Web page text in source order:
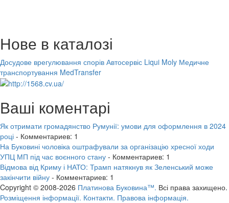
Нове в каталозі
Досудове врегулювання спорів Автосервіс Liqui Moly Медичне
транспортування MedTransfer
Ваші коментарі
Як отримати громадянство Румунії: умови для оформлення в 2024
році - Комментариев: 1
На Буковині чоловіка оштрафували за організацію хресної ходи
УПЦ МП під час воєнного стану - Комментариев: 1
Відмова від Криму і НАТО: Трамп натякнув як Зеленський може
закінчити війну - Комментариев: 1
Copyright © 2008-2026 Платинова Буковина™. Всі права захищено.
Розміщення інформації. Контакти. Правова інформація.